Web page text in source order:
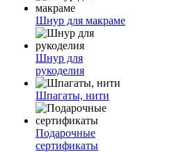
Шнур для макраме
Шнур для
рукоделия
Шпагаты, нити
Подарочные
сертификаты